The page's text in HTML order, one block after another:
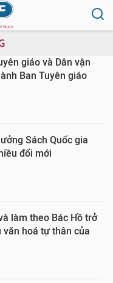
giáo và Dân vận
Ban Tuyên giáo
Sách Quốc gia
đổi mới
làm theo Bác Hồ trở
văn hoá tự thân của